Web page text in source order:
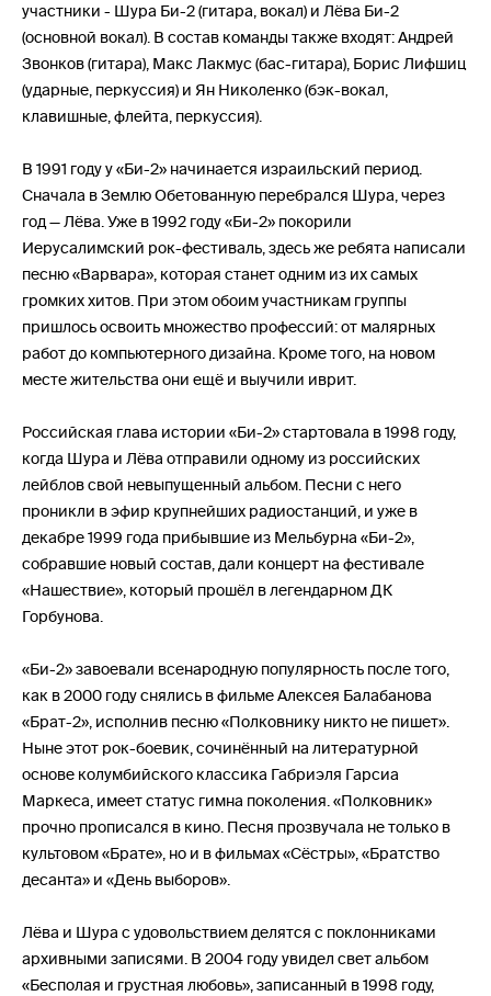
участники - Шура Би-2 (гитара, вокал) и Лёва Би-2
(основной вокал). В состав команды также входят: Андрей
Звонков (гитара), Макс Лакмус (бас-гитара), Борис Лифшиц
(ударные, перкуссия) и Ян Николенко (бэк-вокал,
клавишные, флейта, перкуссия).
В 1991 году у «Би-2» начинается израильский период.
Сначала в Землю Обетованную перебрался Шура, через
год — Лёва. Уже в 1992 году «Би-2» покорили
Иерусалимский рок-фестиваль, здесь же ребята написали
песню «Варвара», которая станет одним из их самых
громких хитов. При этом обоим участникам группы
пришлось освоить множество профессий: от малярных
работ до компьютерного дизайна. Кроме того, на новом
месте жительства они ещё и выучили иврит.
Российская глава истории «Би-2» стартовала в 1998 году,
когда Шура и Лёва отправили одному из российских
лейблов свой невыпущенный альбом. Песни с него
проникли в эфир крупнейших радиостанций, и уже в
декабре 1999 года прибывшие из Мельбурна «Би-2»,
собравшие новый состав, дали концерт на фестивале
«Нашествие», который прошёл в легендарном ДК
Горбунова.
«Би-2» завоевали всенародную популярность после того,
как в 2000 году снялись в фильме Алексея Балабанова
«Брат-2», исполнив песню «Полковнику никто не пишет».
Ныне этот рок-боевик, сочинённый на литературной
основе колумбийского классика Габриэля Гарсиа
Маркеса, имеет статус гимна поколения. «Полковник»
прочно прописался в кино. Песня прозвучала не только в
культовом «Брате», но и в фильмах «Сёстры», «Братство
десанта» и «День выборов».
Лёва и Шура с удовольствием делятся с поклонниками
архивными записями. В 2004 году увидел свет альбом
«Бесполая и грустная любовь», записанный в 1998 году,